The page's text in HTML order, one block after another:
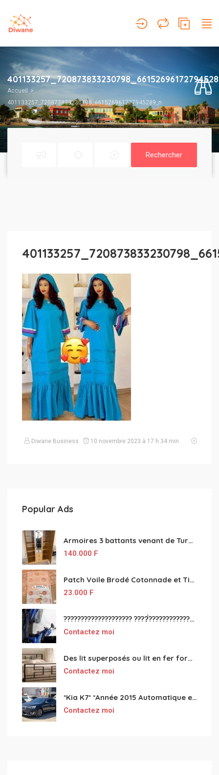
Accueil
401133257_720873833230798_661526961727945289_n
Rechercher
Diwane Business 10 novembre 2023 à 17 h 34 min
Popular Ads
Armoires 3 battants venant de Turquie disponibles
140.000 F
Patch Voile Brodé Cotonnade et Tinu Minu de l’Inde ???????? ????
23.000 F
???????????????????? ????́???????????????????????????????????????? à vendre
Contactez moi
Des lit superposés ou lit en fer forgé grande classes disponible
Contactez moi
*Kia K7* *Année 2015 Automatique essence ⛽️ 4 cylindres 2.0
Contactez moi